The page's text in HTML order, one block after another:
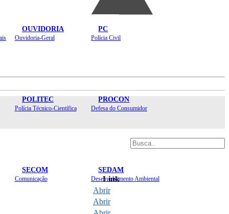
OUVIDORIA
Ouvidoria-Geral
PC
Polícia Civil
POLITEC
Polícia Técnico-Científica
PROCON
Defesa do Consumidor
SECOM
Comunicação
SEDAM
Desenvolvimento Ambiental
Link
Abrir
Abrir